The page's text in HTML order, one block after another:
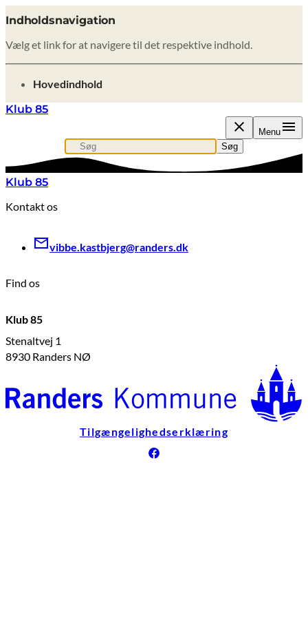
Indholdsnavigation
Vælg et link for at navigere til det respektive indhold.
gå til
Hovedindhold
Klub 85
Menu
Søg efter indhold, nyheder eller artikler
Søg
Klub 85
Kontakt os
vibbe.kastbjerg@randers.dk
Find os
Klub 85
Stenaltvej 1
8930 Randers NØ
Tilgængelighedserklæring